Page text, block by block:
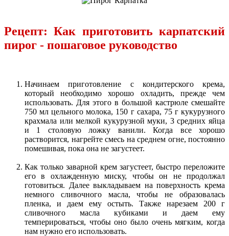
Рецепт: Как приготовить карпатский
пирог - пошаговое руководство
Начинаем приготовление с кондитерского крема,
который необходимо хорошо охладить, прежде чем
использовать. Для этого в большой кастрюле смешайте
750 мл цельного молока, 150 г сахара, 75 г кукурузного
крахмала или мелкой кукурузной муки, 3 средних яйца
и 1 столовую ложку ванили. Когда все хорошо
растворится, нагрейте смесь на среднем огне, постоянно
помешивая, пока она не загустеет.
Как только заварной крем загустеет, быстро переложите
его в охлажденную миску, чтобы он не продолжал
готовиться. Далее выкладываем на поверхность крема
немного сливочного масла, чтобы не образовалась
пленка, и даем ему остыть. Также нарезаем 200 г
сливочного масла кубиками и даем ему
темперироваться, чтобы оно было очень мягким, когда
нам нужно его использовать.